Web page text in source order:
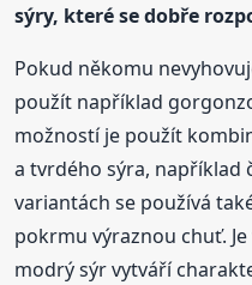
sýry, které se dobře
Pokud někomu
použít například
možností je použít
a tvrdého sýra, například
variantách se používá
pokrmu výraznou chuť.
modrý sýr vytváří